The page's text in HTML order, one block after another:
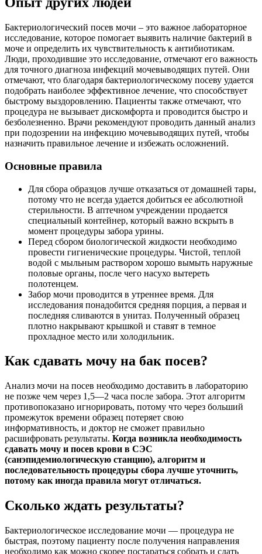
Бактериологический посев мочи – это важное лабораторное
исследование, которое помогает выявить наличие бактерий в
моче и определить их чувствительность к антибиотикам.
Люди, проходившие это исследование, отмечают его важность
для точного диагноза инфекций мочевыводящих путей. Они
отмечают, что благодаря бактериологическому посеву удается
подобрать наиболее эффективное лечение, что способствует
быстрому выздоровлению. Пациенты также отмечают, что
процедура не вызывает дискомфорта и проводится быстро и
безболезненно. Врачи рекомендуют проводить данный анализ
при подозрении на инфекцию мочевыводящих путей, чтобы
назначить правильное лечение и избежать осложнений.
Основные правила
Для сбора образцов лучше отказаться от домашней тары,
потому что не всегда удается добиться ее абсолютной
стерильности. В аптечном учреждении продается
специальный контейнер, который важно вскрыть в
момент процедуры забора урины.
Перед сбором биологической жидкости необходимо
провести гигиенические процедуры. Чистой, теплой
водой с мыльным раствором хорошо вымыть наружные
половые органы, после чего насухо вытереть
полотенцем.
Забор мочи проводится в утреннее время. Для
исследования понадобится средняя порция, а первая и
последняя сливаются в унитаз. Полученный образец
плотно накрывают крышкой и ставят в темное
прохладное место или холодильник.
Как сдавать мочу на бак посев?
Анализ мочи на посев необходимо доставить в лабораторию
не позже чем через 1,5—2 часа после забора. Этот алгоритм
противопоказано игнорировать, потому что через больший
промежуток времени образец потеряет свою
информативность, и доктор не сможет правильно
расшифровать результаты. Когда возникла необходимость
сдавать мочу и посев крови в СЭС
(санэпидемиологическую станцию), алгоритм и
последовательность процедуры сбора лучше уточнить,
потому как иногда правила могут отличаться.
Сколько ждать результаты?
Бактериологическое исследование мочи — процедура не
быстрая, поэтому пациенту после получения направления
необходимо как можно скорее постараться собрать и сдать